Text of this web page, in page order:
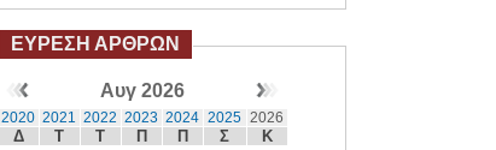
ΕΥΡΕΣΗ ΑΡΘΡΩΝ
Αυγ 2026
2020 2021 2022 2023 2024 2025 2026
Δ Τ Τ Π Π Σ Κ